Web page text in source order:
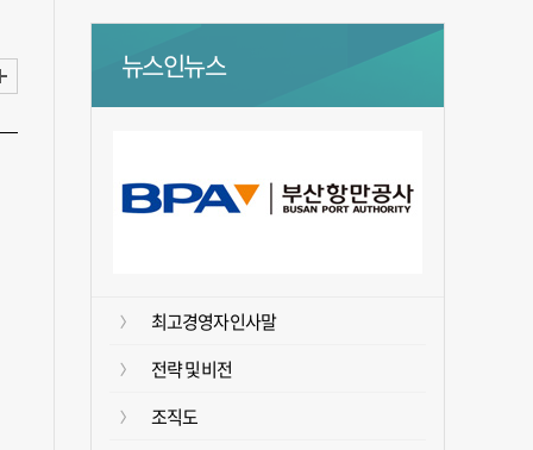
뉴스인뉴스
최고경영자 인사말
전략 및 비전
조직도